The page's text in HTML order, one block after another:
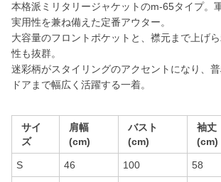
本格派ミリタリージャケットのm-65タイプ。
実用性を兼ね備えた定番アウター。
大容量のフロントポケットと、襟元まで上げ
性も抜群。
迷彩柄がスタイリングのアクセントになり、
ドアまで幅広く活躍する一着。
サイ
ズ
肩幅
(cm)
バスト
(cm)
袖丈
(cm)
S 46 100 58